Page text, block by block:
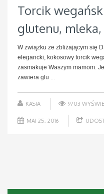
Torcik
glutenu, mleka,
W związku ze zbliżającym się
elegancki, kokosowy torcik
zasmakuje Waszym mamom.
zawiera glu ...
KASIA 9703
MAJ 25, 2016